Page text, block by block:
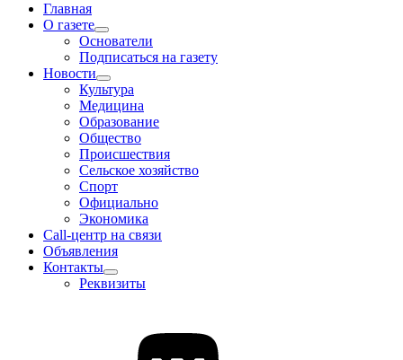
Главная
О газете
Основатели
Подписаться на газету
Новости
Культура
Медицина
Образование
Общество
Происшествия
Сельское хозяйство
Спорт
Официально
Экономика
Call-центр на связи
Объявления
Контакты
Реквизиты